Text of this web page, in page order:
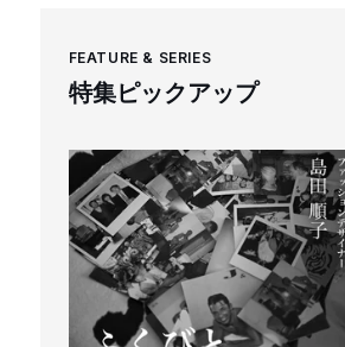
FEATURE & SERIES
特集ピックアップ